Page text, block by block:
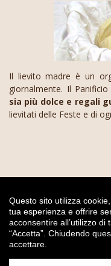
Il lievito madre è un
giornalmente. Il
sia più dolce e regali
lievitati delle Feste e di
Viale Vittoria,
Questo sito utilizza
tua esperienza e offrire
acconsentire all’utilizzo
“Accetta”. Chiudendo
accettare.